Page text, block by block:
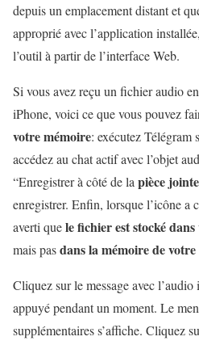
depuis un emplacement distant et
approprié avec l’application
l’outil à partir de l’interface Web.
Si vous avez reçu un fichier audio
iPhone, voici ce que vous pouvez
votre mémoire: exécutez Télégram
accédez au chat actif avec l’objet
“Enregistrer à côté de la pièce
enregistrer. Enfin, lorsque l’icône a
averti quele fichier est stocké
mais pasdans la mémoire de
Cliquez sur le message avec
appuyé pendant un moment. Le
supplémentaires s’affiche. Cliquez